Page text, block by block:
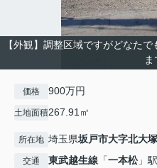
【外観】調整区域ですがどなた
ま
価格 900万円
土地面積267.91㎡
所在地 埼玉県坂戸市大字北大塚
交通 東武越生線 「一本松」